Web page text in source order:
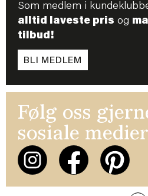
Som medlem i
alltid laveste pris og
tilbud!
BLI MEDLEM
Følg oss
sosiale